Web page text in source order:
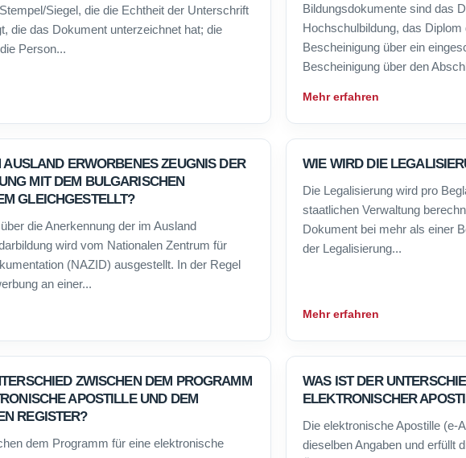
Siegel, die die Echtheit der Unterschrift
die das Dokument unterzeichnet hat; die
Person...
Bildungsdokumente sind das
Hochschulbildung, das
Bescheinigung über ein
Bescheinigung über den
Mehr erfahren
ERWORBENES ZEUGNIS DER
MIT DEM BULGARISCHEN
GLEICHGESTELLT?
die Anerkennung der im Ausland
wird vom Nationalen Zentrum für
(NAZID) ausgestellt. In der Regel
an einer...
WIE WIRD DIE
Die Legalisierung wird pro
staatlichen Verwaltung
Dokument bei mehr als einer
der Legalisierung...
Mehr erfahren
ZWISCHEN DEM PROGRAMM
APOSTILLE UND DEM
REGISTER?
dem Programm für eine elektronische
WAS IST DER
ELEKTRONISCHER
Die elektronische Apostille (e-
dieselben Angaben und erfüllt